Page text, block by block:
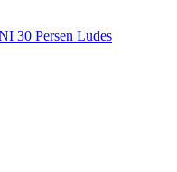
30 Persen Ludes